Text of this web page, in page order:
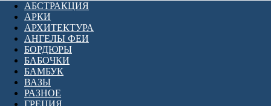
АБСТРАКЦИЯ
АРКИ
АРХИТЕКТУРА
АНГЕЛЫ ФЕИ
БОРДЮРЫ
БАБОЧКИ
БАМБУК
ВАЗЫ
РАЗНОЕ